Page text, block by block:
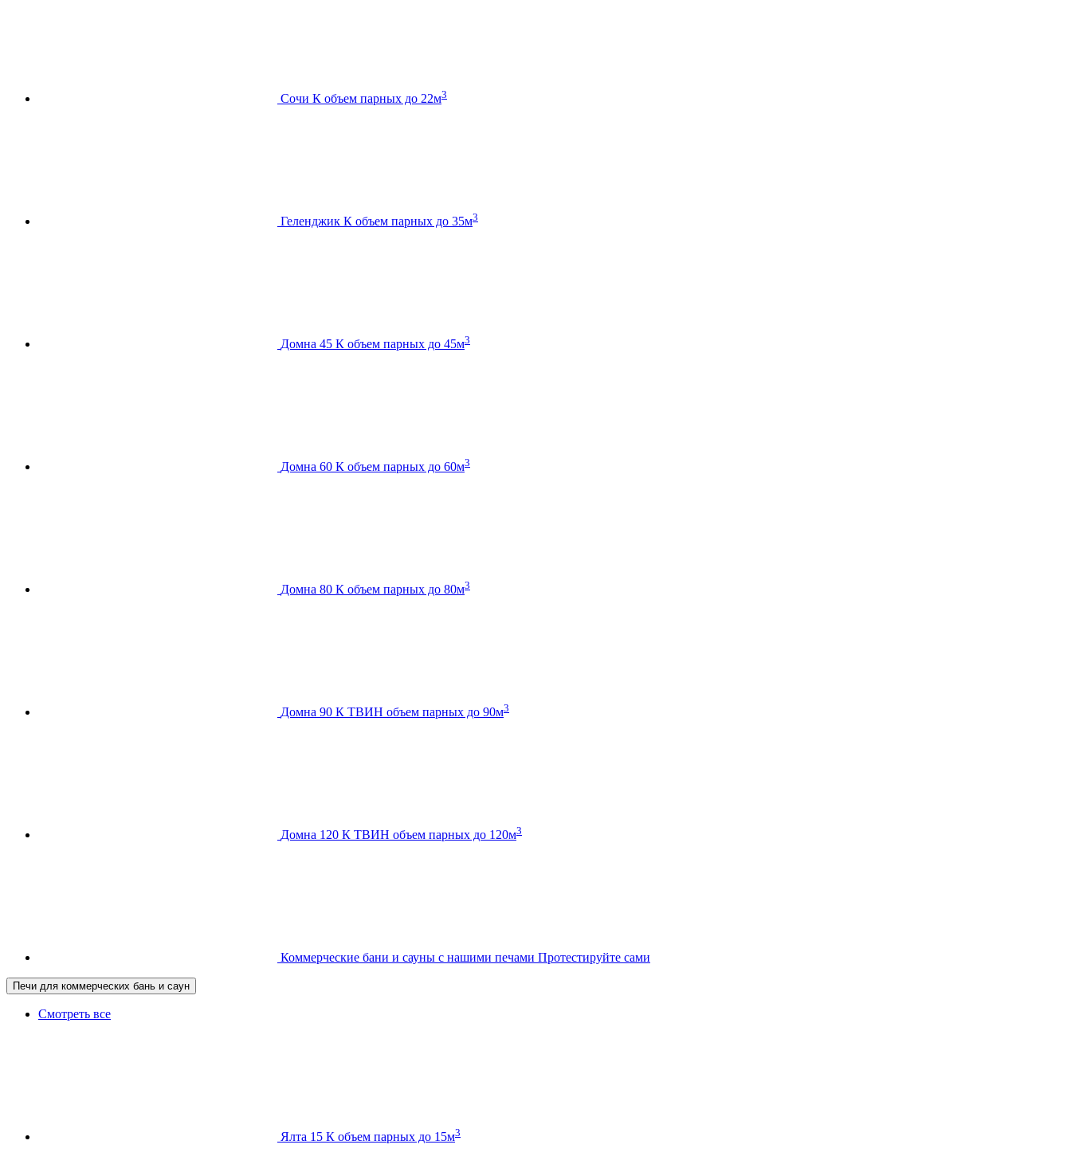
Сочи К объем парных до 22м3
Геленджик К объем парных до 35м3
Домна 45 К объем парных до 45м3
Домна 60 К объем парных до 60м3
Домна 80 К объем парных до 80м3
Домна 90 К ТВИН объем парных до 90м3
Домна 120 К ТВИН объем парных до 120м3
Коммерческие бани и сауны с нашими печами Протестируйте сами
Печи для коммерческих бань и саун
Смотреть все
Ялта 15 К объем парных до 15м3